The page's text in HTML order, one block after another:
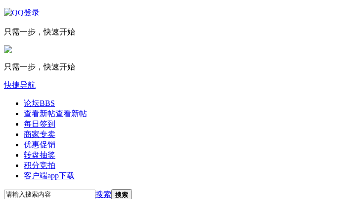
只需一步，快速开始
只需一步，快速开始
快捷导航
论坛BBS
查看新帖查看新帖
每日签到
商家专卖
优惠促销
转盘抽奖
积分竞拍
客户端app下载
搜索 搜索